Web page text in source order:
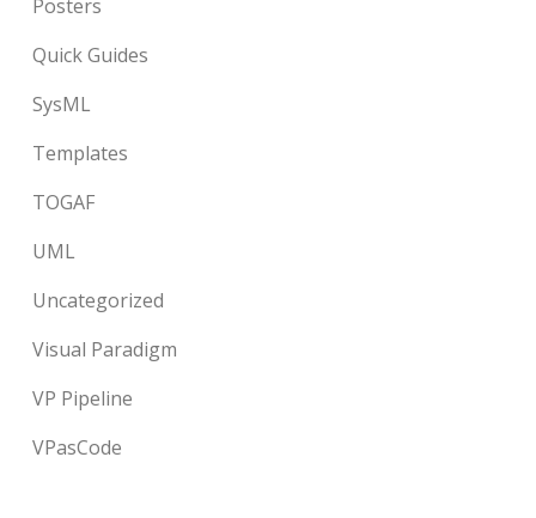
Posters
Quick Guides
SysML
Templates
TOGAF
UML
Uncategorized
Visual Paradigm
VP Pipeline
VPasCode